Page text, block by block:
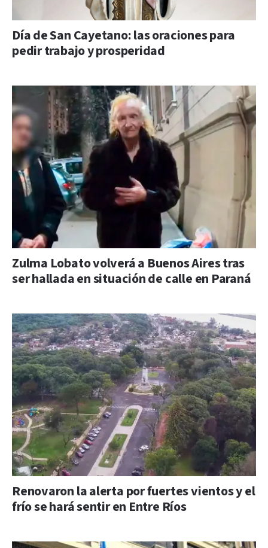
Día de San Cayetano: las oraciones para
pedir trabajo y prosperidad
Zulma Lobato volverá a Buenos Aires tras
ser hallada en situación de calle en Paraná
Renovaron la alerta por fuertes vientos y el
frío se hará sentir en Entre Ríos